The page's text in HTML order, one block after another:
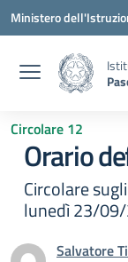
Vai ai contenuti
Vai al menu di
Vai al footer
Ministero
Circolare 12
Orario
Circolare
lunedì 23/
Salvatore